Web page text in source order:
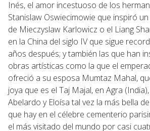
Inés, el amor incestuoso de los
Stanislaw Oswiecimowie que inspiró
de Mieczyslaw Karlowicz o el Liang
en la China del siglo IV que sigue
años después; y también las que han
obras artísticas como la que el
ofreció a su esposa Mumtaz Mahal,
joya que es el Taj Majal, en Agra
Abelardo y Eloísa tal vez la más bella
que hay en el célebre cementerio
el más visitado del mundo por casi